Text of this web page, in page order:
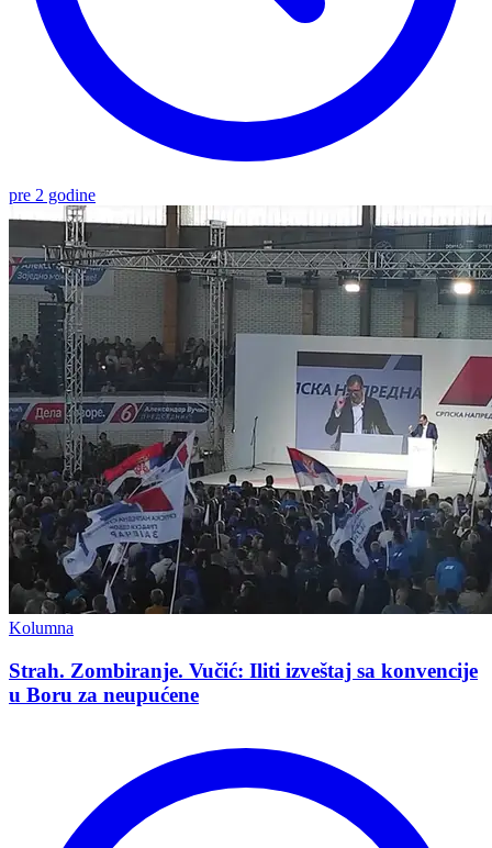
pre 2 godine
Kolumna
Strah. Zombiranje. Vučić: Iliti izveštaj sa konvencije
u Boru za neupućene